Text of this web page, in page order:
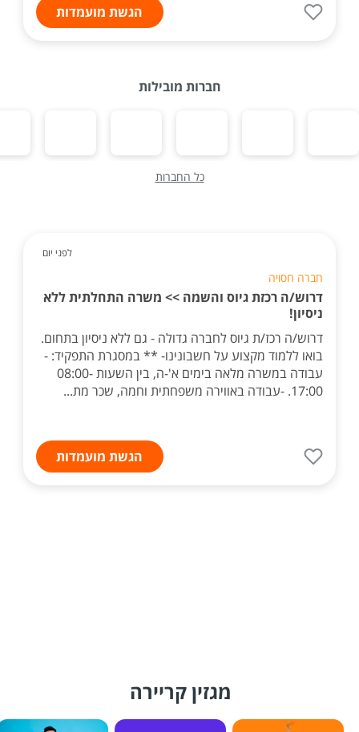
הגשת מועמדות
חברות מובילות
כל החברות
לפני יום
חברה חסויה
דרוש/ה רכזת גיוס והשמה >> משרה התחלתית ללא
ניסיון!
דרוש/ה רכז/ת גיוס לחברה גדולה - גם ללא ניסיון בתחום.
בואו ללמוד מקצוע על חשבונינו- ** במסגרת התפקיד: -
עבודה במשרה מלאה בימים א'-ה, בין השעות 08:00-
17:00. -עבודה באווירה משפחתית וחמה, שכר מת...
הגשת מועמדות
מגזין קריירה